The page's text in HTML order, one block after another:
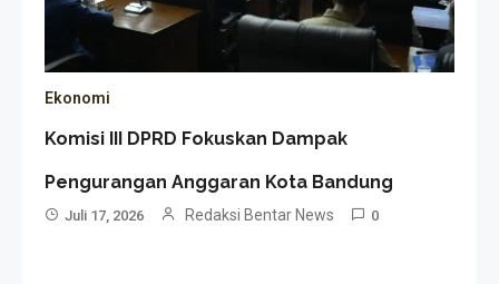
Ekonomi
Komisi III DPRD Fokuskan Dampak
Pengurangan Anggaran Kota Bandung
Juli 17, 2026 Redaksi Bentar News 0